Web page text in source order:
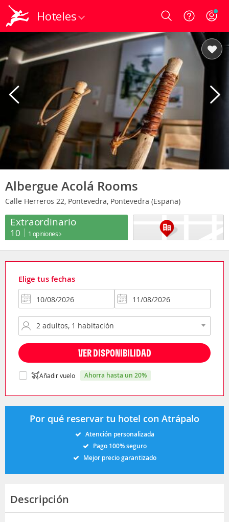
Hoteles Login
Albergue Acolá Rooms
Calle Herreros 22, Pontevedra, Pontevedra (España)
Extraordinario
10 1 opiniones
Elige tus fechas
VER DISPONIBILIDAD
Añadir vuelo ahorra hasta un 20%
Por qué reservar tu hotel con Atrápalo
Atención personalizada
Pago 100% seguro
Mejor precio garantizado
Descripción